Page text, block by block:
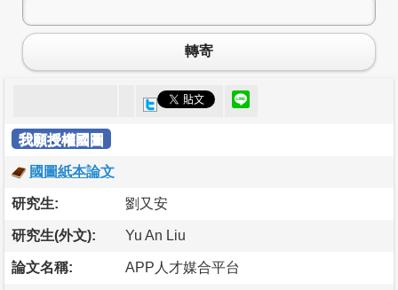
轉寄
我願授權國圖
國圖紙本論文
研究生: 劉又安
研究生(外文): Yu An Liu
論文名稱: APP人才媒合平台